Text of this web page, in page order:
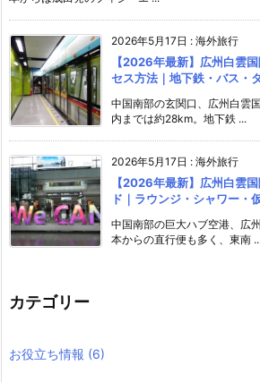
2026年5月17日 : 海外旅行
【2026年最新】広州白雲
セス方法｜地下鉄・バス・
中国南部の玄関口、広州白雲
内までは約28km。地下鉄 ...
2026年5月17日 : 海外旅行
【2026年最新】広州白雲
ド｜ラウンジ・シャワー・
中国南部の巨大ハブ空港、広
本からの直行便も多く、東南
カテゴリー
お役立ち情報 (6)